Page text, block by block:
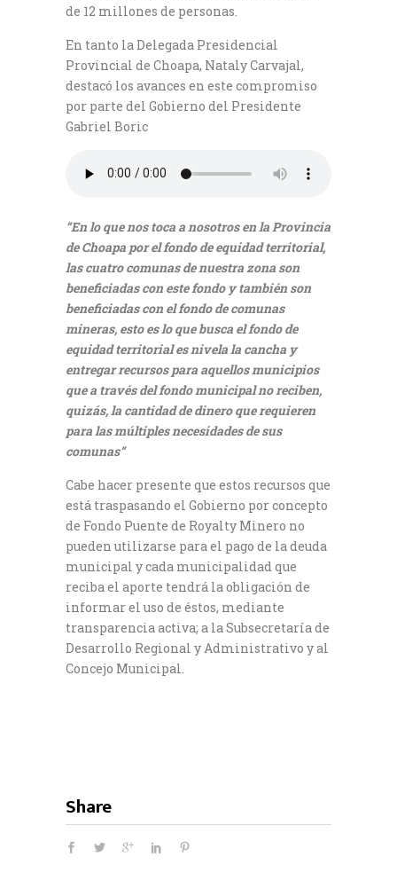
de 12 millones de personas.
En tanto la Delegada Presidencial
Provincial de Choapa, Nataly Carvajal,
destacó los avances en este compromiso
por parte del Gobierno del Presidente
Gabriel Boric
“En lo que nos toca a nosotros en la Provincia
de Choapa por el fondo de equidad territorial,
las cuatro comunas de nuestra zona son
beneficiadas con este fondo y también son
beneficiadas con el fondo de comunas
mineras, esto es lo que busca el fondo de
equidad territorial es nivela la cancha y
entregar recursos para aquellos municipios
que a través del fondo municipal no reciben,
quizás, la cantidad de dinero que requieren
para las múltiples necesidades de sus
comunas”
Cabe hacer presente que estos recursos que
está traspasando el Gobierno por concepto
de Fondo Puente de Royalty Minero no
pueden utilizarse para el pago de la deuda
municipal y cada municipalidad que
reciba el aporte tendrá la obligación de
informar el uso de éstos, mediante
transparencia activa; a la Subsecretaría de
Desarrollo Regional y Administrativo y al
Concejo Municipal.
Share